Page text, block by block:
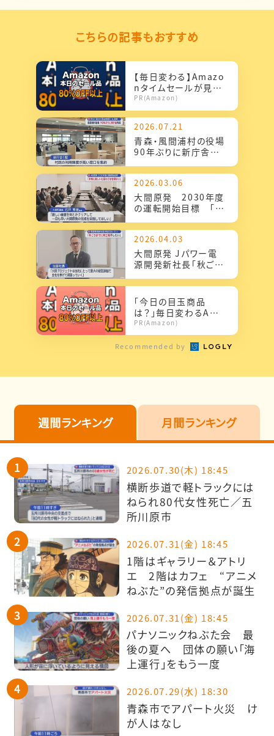
こちらの記事もおすすめ
【毎日変わる】Amazo
nタイムセールが見逃
せない！
PR(Amazon)
2026.07.21
青森・風間浦村の役場
90年ぶりに新庁舎完
施設にも活用
2026.03.06
大間原発 2030年度
の運転開始目標 「非
を得ない」
2026.04.03
大間原発 Jパワー電
源開発新社長「秋ごろ
い」
「今日の目玉商品
は？」毎日変わるAma
zonタイムセールが見
逃せない
PR(Amazon)
Recommended by
週間ランキング 月間ランキング
2026.07.30(木) 18:45
横断歩道で軽トラックには
ねられ80代女性死亡／五
所川原市
2026.07.31(金) 18:45
1階はギャラリー＆アトリ
エ 2階はカフェ “アニメ
ねぶた”の発信拠点が誕生
2026.07.31(金) 18:45
パナソニックねぶた会 最
後の夏へ 団体の願い「海
上運行」をもう一度
2026.07.29(水) 18:30
青森市でアパート火災 け
が人はなし